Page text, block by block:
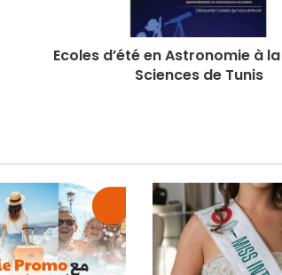
Ecoles d’été en Astronomie à
Sciences de Tunis